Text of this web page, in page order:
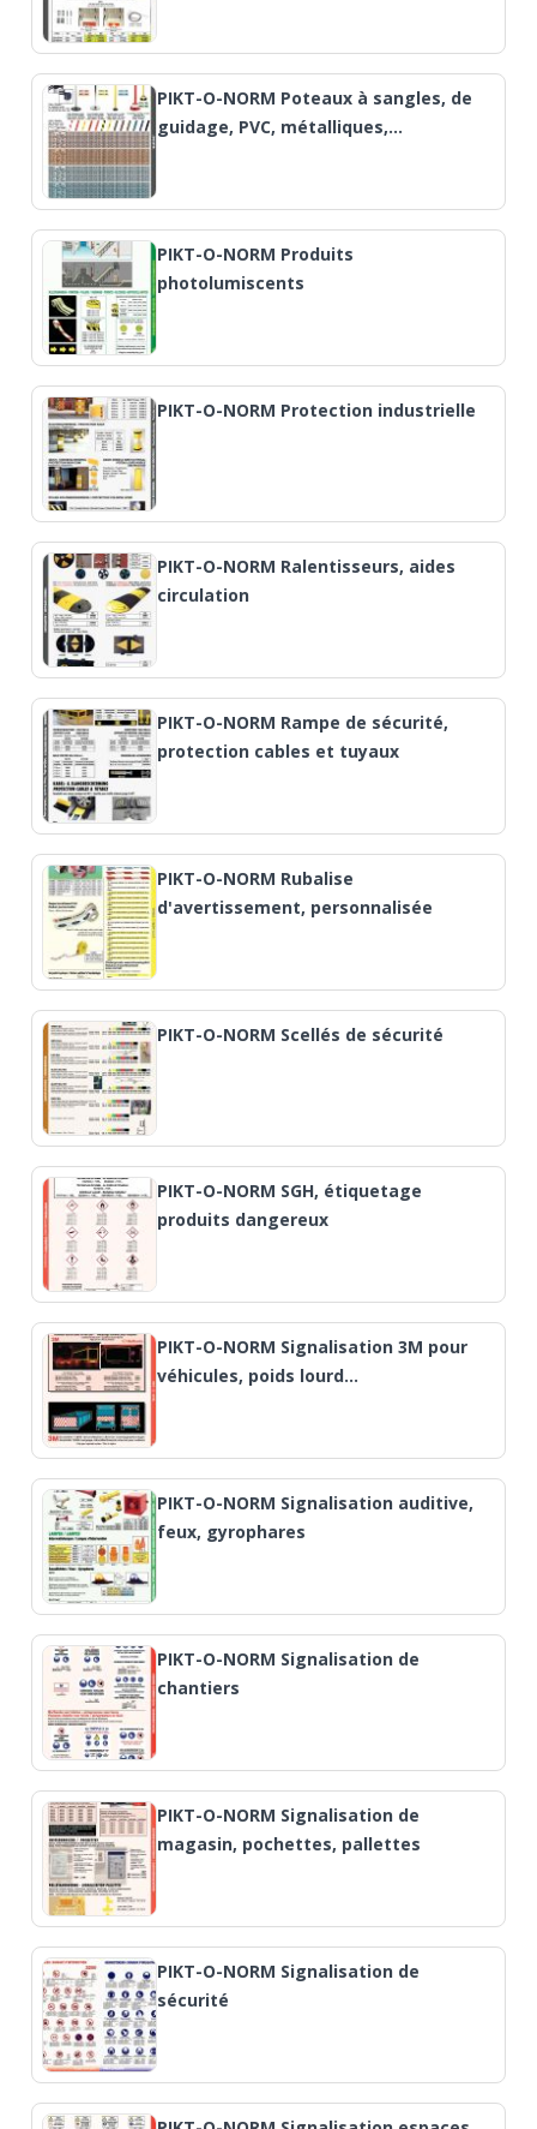
PIKT-O-NORM Poteaux à sangles, de
guidage, PVC, métalliques,…
PIKT-O-NORM Produits
photolumiscents
PIKT-O-NORM Protection industrielle
PIKT-O-NORM Ralentisseurs, aides
circulation
PIKT-O-NORM Rampe de sécurité,
protection cables et tuyaux
PIKT-O-NORM Rubalise
d'avertissement, personnalisée
PIKT-O-NORM Scellés de sécurité
PIKT-O-NORM SGH, étiquetage
produits dangereux
PIKT-O-NORM Signalisation 3M pour
véhicules, poids lourd…
PIKT-O-NORM Signalisation auditive,
feux, gyrophares
PIKT-O-NORM Signalisation de
chantiers
PIKT-O-NORM Signalisation de
magasin, pochettes, pallettes
PIKT-O-NORM Signalisation de
sécurité